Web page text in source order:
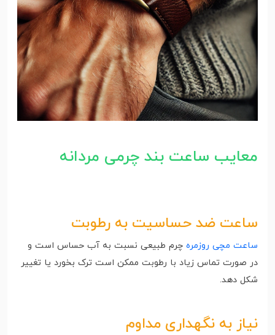
معایب ساعت بند چرمی مردانه
ساعت ضد حساسیت به رطوبت
ساعت مچی روزمره چرم طبیعی نسبت به آب حساس است و
در صورت تماس زیاد با رطوبت ممکن است ترک بخورد یا تغییر
شکل دهد.
نیاز به نگهداری مداوم